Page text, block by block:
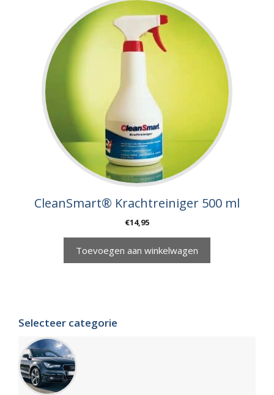
CleanSmart® Krachtreiniger 500 ml
€14,95
Toevoegen aan winkelwagen
Selecteer categorie